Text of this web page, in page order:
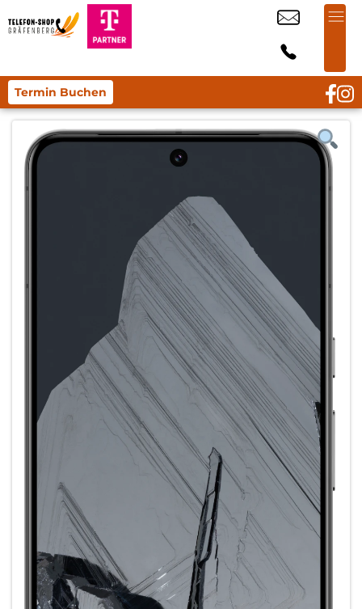
Termin Buchen